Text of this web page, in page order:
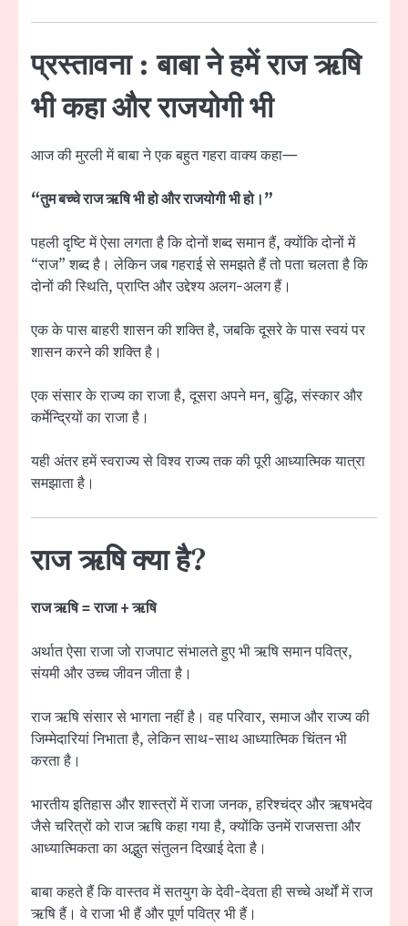
प्रस्तावना : बाबा ने हमें राज ऋषि
भी कहा और राजयोगी भी
आज की मुरली में बाबा ने एक बहुत गहरा वाक्य कहा—
“तुम बच्चे राज ऋषि भी हो और राजयोगी भी हो।”
पहली दृष्टि में ऐसा लगता है कि दोनों शब्द समान हैं, क्योंकि दोनों में
“राज” शब्द है। लेकिन जब गहराई से समझते हैं तो पता चलता है कि
दोनों की स्थिति, प्राप्ति और उद्देश्य अलग-अलग हैं।
एक के पास बाहरी शासन की शक्ति है, जबकि दूसरे के पास स्वयं पर
शासन करने की शक्ति है।
एक संसार के राज्य का राजा है, दूसरा अपने मन, बुद्धि, संस्कार और
कर्मेन्द्रियों का राजा है।
यही अंतर हमें स्वराज्य से विश्व राज्य तक की पूरी आध्यात्मिक यात्रा
समझाता है।
राज ऋषि क्या है?
राज ऋषि = राजा + ऋषि
अर्थात ऐसा राजा जो राजपाट संभालते हुए भी ऋषि समान पवित्र,
संयमी और उच्च जीवन जीता है।
राज ऋषि संसार से भागता नहीं है। वह परिवार, समाज और राज्य की
जिम्मेदारियां निभाता है, लेकिन साथ-साथ आध्यात्मिक चिंतन भी
करता है।
भारतीय इतिहास और शास्त्रों में राजा जनक, हरिश्चंद्र और ऋषभदेव
जैसे चरित्रों को राज ऋषि कहा गया है, क्योंकि उनमें राजसत्ता और
आध्यात्मिकता का अद्भुत संतुलन दिखाई देता है।
बाबा कहते हैं कि वास्तव में सतयुग के देवी-देवता ही सच्चे अर्थों में राज
ऋषि हैं। वे राजा भी हैं और पूर्ण पवित्र भी हैं।